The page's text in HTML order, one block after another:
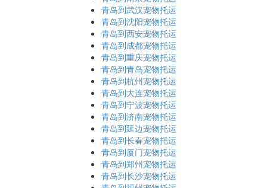
青岛到武汉宠物托运
青岛到沈阳宠物托运
青岛到西安宠物托运
青岛到成都宠物托运
青岛到重庆宠物托运
青岛到青岛宠物托运
青岛到杭州宠物托运
青岛到大连宠物托运
青岛到宁波宠物托运
青岛到济南宠物托运
青岛到延边宠物托运
青岛到长春宠物托运
青岛到厦门宠物托运
青岛到郑州宠物托运
青岛到长沙宠物托运